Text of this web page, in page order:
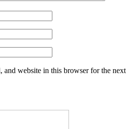
and website in this browser for the next